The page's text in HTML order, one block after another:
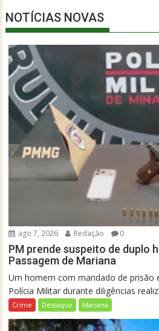
NOTÍCIAS NOVAS
ago 7, 2026 Redação 0
PM prende suspeito de duplo
Passagem de Mariana
Um homem com mandado de prisão
Polícia Militar durante diligências
Crime Destaque Mariana